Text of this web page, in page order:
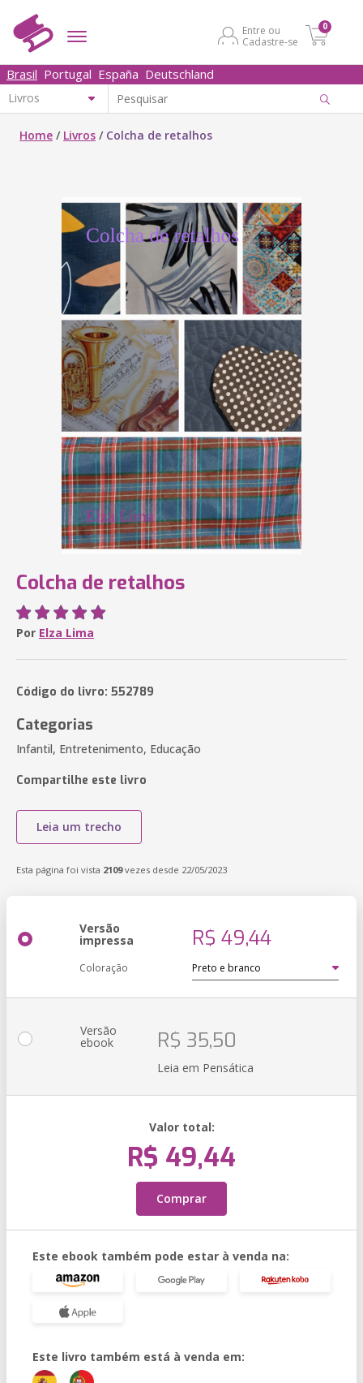
Entre ou
Cadastre-se
0
Brasil Portugal España Deutschland
Home / Livros / Colcha de retalhos
Colcha de retalhos
Por Elza Lima
Código do livro: 552789
Categorias
Infantil, Entretenimento, Educação
Compartilhe este livro
Leia um trecho
Esta página foi vista 2109vezes desde 22/05/2023
Versão
impressa R$ 49,44
Coloração
Versão
ebook R$ 35,50
Leia em Pensática
Valor total:
R$ 49,44
Comprar
Este ebook também pode estar à venda na:
Este livro também está à venda em: